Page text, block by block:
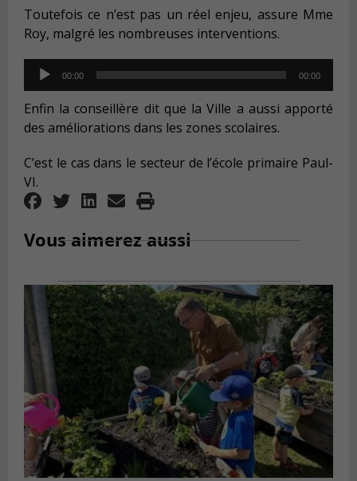
Toutefois ce n’est pas un réel enjeu, assure Mme
Roy, malgré les nombreuses interventions.
Audio
Player
00:00 00:00
Enfin la conseillère dit que la Ville a aussi apporté
des améliorations dans les zones scolaires.
C’est le cas dans le secteur de l’école primaire Paul-
VI.
Vous aimerez aussi